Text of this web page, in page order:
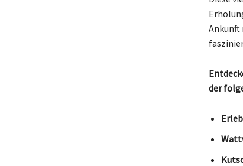
Ankunft
der